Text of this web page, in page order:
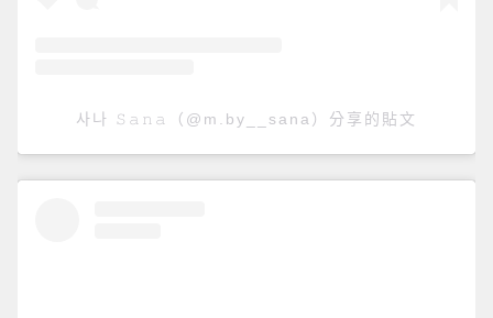
사나 𝚂𝚊𝚗𝚊（@m.by__sana）分享的貼文